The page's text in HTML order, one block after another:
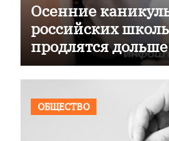
Осенние
российских
продлятся
ОБЩЕСТВО